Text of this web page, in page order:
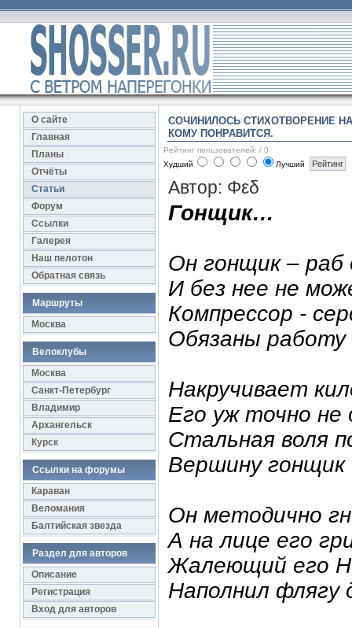
О сайте
Главная
Планы
Отчёты
Статьи
Форум
Ссылки
Галерея
Наш пелотон
Обратная связь
Маршруты
Москва
Велоклубы
Москва
Санкт-Петербург
Владимир
Архангельск
Курск
Ссылки на форумы
Караван
Веломания
Балтийская звезда
Раздел для авторов
Описание
Регистрация
Вход для авторов
СОЧИНИЛОСЬ СТИХОТВОРЕНИЕ
КОМУ ПОНРАВИТСЯ.
Рейтинг пользователей: / 0
Худший
Лучший
Автор: Φεδ
Гонщик…
Он гонщик – раб
И без нее не
Компрессор -
Обязаны
Накручивает
Его уж точно не
Стальная воля
Вершину гонщик
Он методично
А на лице его
Жалеющий его
Наполнил флягу